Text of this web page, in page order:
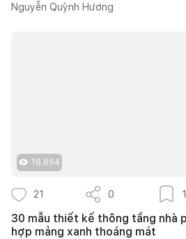
Nguyễn Quỳnh Hương
16.654
21 0
30 mẫu thiết kế thông tầng nhà
hợp mảng xanh thoáng mát